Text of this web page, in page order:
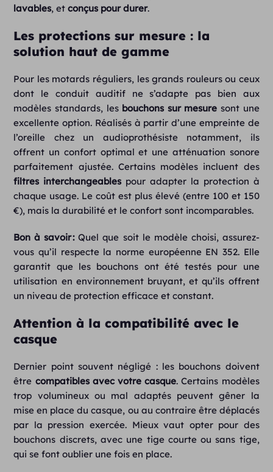
lavables, etconçus pour durer.
Les protections sur mesure : la
solution haut de gamme
Pour les motards réguliers, les grands rouleurs ou ceux
dont le conduit auditif ne s’adapte pas bien aux
modèles standards, les bouchons sur mesure sont une
excellente option. Réalisés à partir d’une empreinte de
l’oreille chez un audioprothésiste notamment, ils
offrent un confort optimal et une atténuation sonore
parfaitement ajustée. Certains modèles incluent des
filtres interchangeables pour adapter la protection à
chaque usage. Le coût est plus élevé (entre 100 et 150
€), mais la durabilité et le confort sont incomparables.
Bon à savoir :Quel que soit le modèle choisi, assurez-
vous qu’il respecte la norme européenne EN 352. Elle
garantit que les bouchons ont été testés pour une
utilisation en environnement bruyant, et qu’ils offrent
un niveau de protection efficace et constant.
Attention à la compatibilité avec le
casque
Dernier point souvent négligé : les bouchons doivent
être compatibles avec votre casque. Certains modèles
trop volumineux ou mal adaptés peuvent gêner la
mise en place du casque, ou au contraire être déplacés
par la pression exercée. Mieux vaut opter pour des
bouchons discrets, avec une tige courte ou sans tige,
qui se font oublier une fois en place.